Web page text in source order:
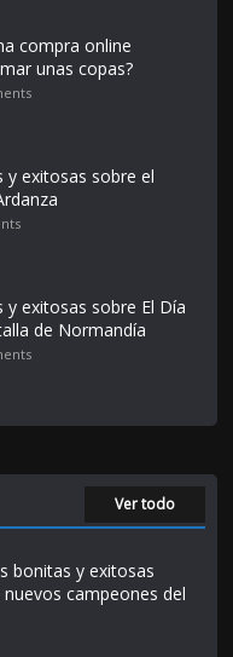
compra online
unas copas?
y exitosas sobre el
y exitosas sobre El Día
de Normandía
Ver todo
bonitas y exitosas
nuevos campeones del